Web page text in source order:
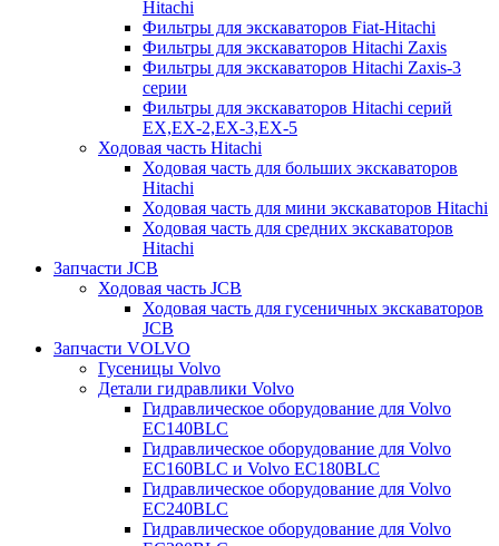
Hitachi
Фильтры для экскаваторов Fiat-Hitachi
Фильтры для экскаваторов Hitachi Zaxis
Фильтры для экскаваторов Hitachi Zaxis-3
серии
Фильтры для экскаваторов Hitachi серий
EX,EX-2,EX-3,EX-5
Ходовая часть Hitachi
Ходовая часть для больших экскаваторов
Hitachi
Ходовая часть для мини экскаваторов Hitachi
Ходовая часть для средних экскаваторов
Hitachi
Запчасти JCB
Ходовая часть JCB
Ходовая часть для гусеничных экскаваторов
JCB
Запчасти VOLVO
Гусеницы Volvo
Детали гидравлики Volvo
Гидравлическое оборудование для Volvo
EC140BLC
Гидравлическое оборудование для Volvo
EC160BLC и Volvo EC180BLC
Гидравлическое оборудование для Volvo
EC240BLC
Гидравлическое оборудование для Volvo